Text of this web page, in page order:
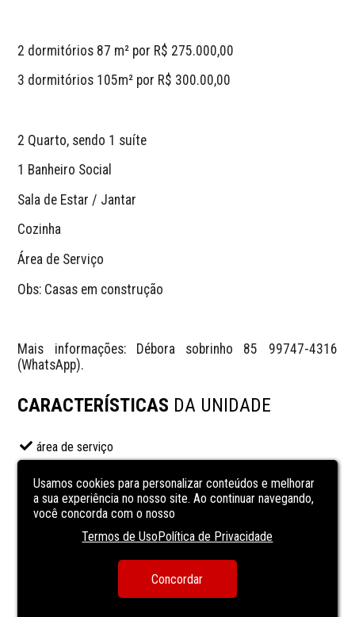
2 dormitórios 87 m² por R$ 275.000,00
3 dormitórios 105m² por R$ 300.00,00
2 Quarto, sendo 1 suíte
1 Banheiro Social
Sala de Estar / Jantar
Cozinha
Área de Serviço
Obs: Casas em construção
Mais informações: Débora sobrinho 85 99747-4316
(WhatsApp).
CARACTERÍSTICAS DA UNIDADE
área de serviço
Granito
Mármore
piso laminado
Usamos cookies para personalizar conteúdos e melhorar
a sua experiência no nosso site. Ao continuar navegando,
você concorda com o nosso
Termos de UsoPolítica de Privacidade
Concordar